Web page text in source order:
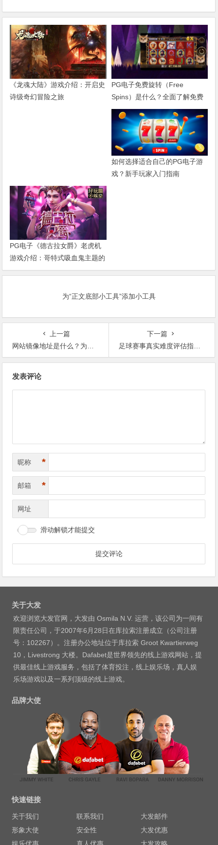
《龙魂大陆》游戏介绍：开启史
诗级奇幻冒险之旅
PG电子免费旋转（Free
Spins）是什么？全面了解免费
游戏机制与触发方式
如何选择适合自己的PG电子游
戏？新手玩家入门指南
PG电子《德古拉女爵》老虎机
游戏介绍：哥特式吸血鬼主题的
神秘冒险
为“正文底部小工具”添加小工具
上一篇
网站镜像地址是什么？为什么开云会准备多个备用域名
下一篇
足球赛事真实难度评估指南：从关键指标到理性决策
发表评论
昵称 *
邮箱 *
网址
滑动解锁才能提交
关于大发
欢迎浏览大发官网，大发由 Osmila N.V. 运营，该公司为一间有
限责任公司，于2007年6月28日在库拉索注册成立（公司注册
号：102267）。注册办公地址位于库拉索 Groot Kwartierweg
10，Livestrong 大楼。Dafabet是世界领先的线上游戏网站，提
供最佳线上游戏服务，包括了体育投注，线上娱乐场，真人娱
乐场游戏以及一系列顶级的线上游戏。
品牌大使
快速链接
关于我们 联系我们
大发邮件
形象大使
安全性
大发优惠